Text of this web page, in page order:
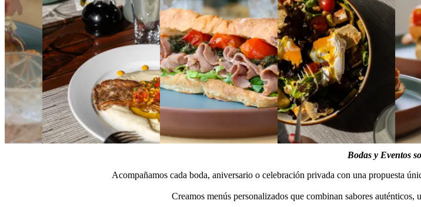
Bodas y Eventos
Acompañamos cada boda, aniversario o celebración privada con una propuesta
Creamos menús personalizados que combinan sabores